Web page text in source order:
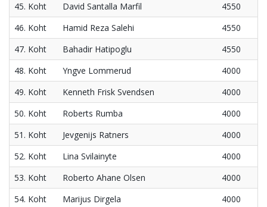
45. Koht
David Santalla Marfil
4550
46. Koht
Hamid Reza Salehi
4550
47. Koht
Bahadir Hatipoglu
4550
48. Koht
Yngve Lommerud
4000
49. Koht
Kenneth Frisk Svendsen
4000
50. Koht
Roberts Rumba
4000
51. Koht
Jevgenijs Ratners
4000
52. Koht
Lina Svilainyte
4000
53. Koht
Roberto Ahane Olsen
4000
54. Koht
Marijus Dirgela
4000